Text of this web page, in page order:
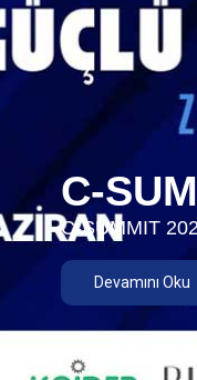
C-
C-SUMMIT
Devamını Oku